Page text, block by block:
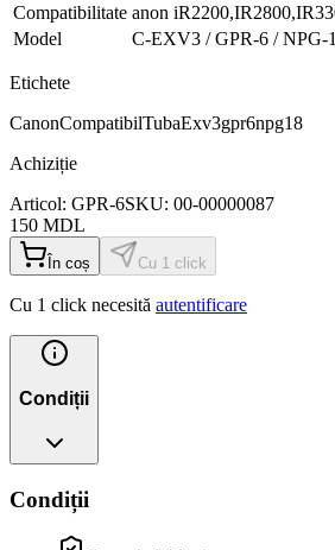
Compatibilitate anon
Model
C-EXV3 / GPR-6 / NPG-
Etichete
CanonCompatibilTubaExv3gpr6npg18
Achiziție
Articol: GPR-6SKU: 00-00000087
150 MDL
În coș Cu 1 click
Cu 1 click necesită autentificare
Condiții
Condiții